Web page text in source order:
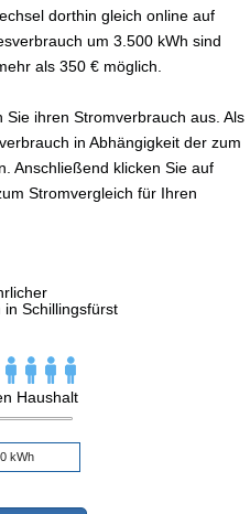
dorthin gleich online auf
um 3.500 kWh sind
als 350 € möglich.
ihren Stromverbrauch aus. Als
in Abhängigkeit der zum
Anschließend klicken Sie auf
Stromvergleich für Ihren
Schillingsfürst
Haushalt